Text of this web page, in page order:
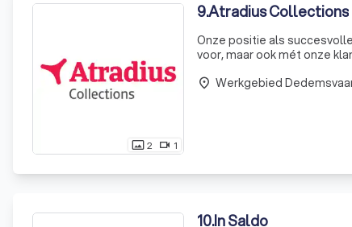
photo_size_select_actual2 videocam 1
9.Atradius Collections
Onze positie als
voor, maar ook mét onze
place Werkgebied
10.In Saldo